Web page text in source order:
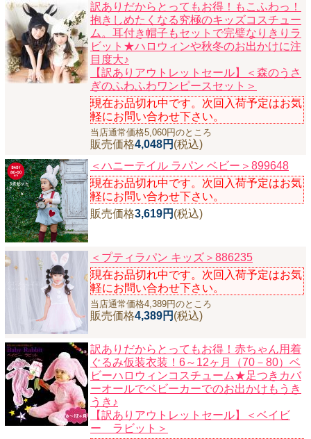
訳ありだからとってもお得！もこふわっ！
抱きしめたくなる究極のキッズコスチュー
ム。耳付き帽子もセットで完璧なりきりラ
ビット★ハロウィンや秋冬のお出かけに注
目度大♪
【訳ありアウトレットセール】＜森のうさ
ぎのふわふわワンピースセット＞
現在お品切れ中です。次回入荷予定はお気
軽にお問い合わせ下さい。
当店通常価格5,060円のところ
販売価格4,048円 (税込)
＜ハニーテイル ラパン ベビー＞899648
現在お品切れ中です。次回入荷予定はお気
軽にお問い合わせ下さい。
販売価格3,619円 (税込)
＜プティラパン キッズ＞886235
現在お品切れ中です。次回入荷予定はお気
軽にお問い合わせ下さい。
当店通常価格4,389円のところ
販売価格4,389円 (税込)
訳ありだからとってもお得！赤ちゃん用着
ぐるみ仮装衣装！6～12ヶ月（70－80）ベ
ビーハロウィンコスチューム★足つきカバ
ーオールでベビーカーでのお出かけもうき
うき♪
【訳ありアウトレットセール】＜ベイビ
ー ラビット＞